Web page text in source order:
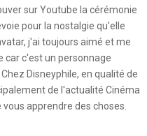
sur Youtube la cérémonie
pour la nostalgie qu'elle
j'ai toujours aimé et me
car c'est un personnage
Disneyphile, en qualité de
de l'actualité Cinéma
apprendre des choses.